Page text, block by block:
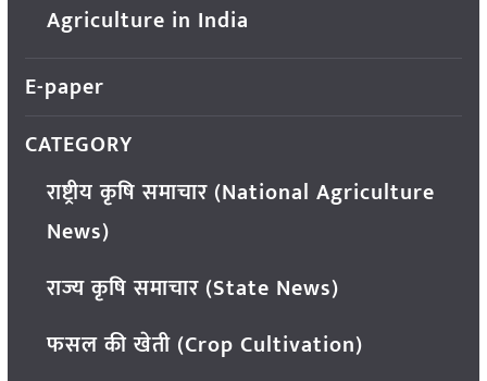
Agriculture in India
E-paper
CATEGORY
राष्ट्रीय कृषि समाचार (National Agriculture
News)
राज्य कृषि समाचार (State News)
फसल की खेती (Crop Cultivation)